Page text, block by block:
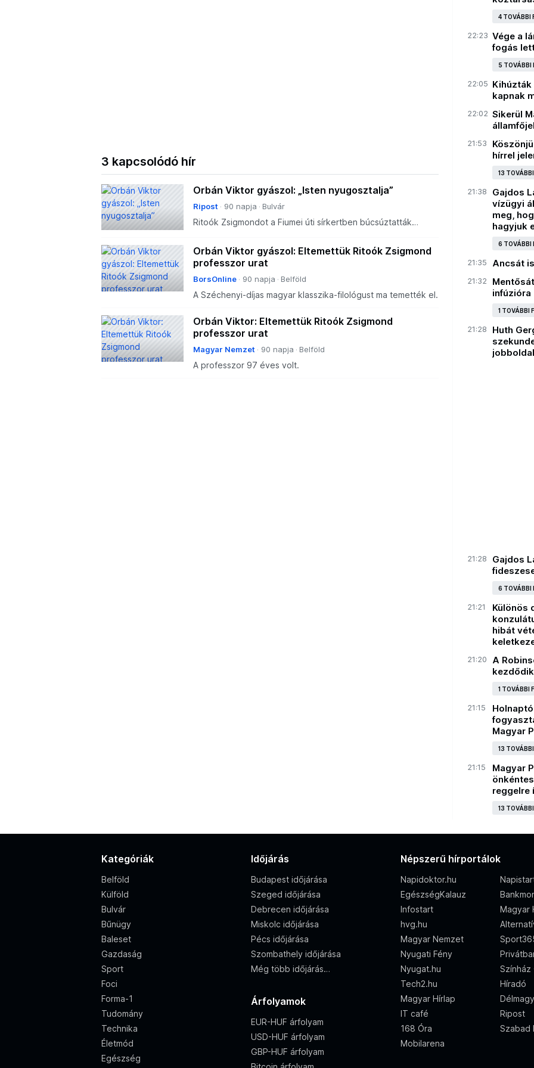
3 kapcsolódó hír
Orbán Viktor gyászol: „Isten nyugosztalja”
Ripost 90 napja Bulvár
Ritoók Zsigmondot a Fiumei úti sírkertben búcsúztatták
Orbán Viktor gyászol: Eltemettük Ritoók Zsigmond
professzor urat
BorsOnline 90 napja Belföld
A Széchenyi-díjas magyar klasszika-filológust ma temették el.
Orbán Viktor: Eltemettük Ritoók Zsigmond
professzor urat
Magyar Nemzet 90 napja Belföld
A professzor 97 éves volt.
4 TOVÁBBI
22:23 Vége a
fogás
5 TOVÁBBI
22:05
kapnak
22:02 Sikerül
21:53
hírrel
13
21:38
Gajdos
vízügyi
meg,
hagyjuk
6 TOVÁBBI
21:35 Ancsát
21:32
1 TOVÁBBI
21:28
Huth
21:28
Gajdos
6 TOVÁBBI
21:21
Különös
hibát
21:20
A
1 TOVÁBBI
21:15
Magyar
13
21:15
Magyar
reggelre
13
Kategóriák
Belföld
Külföld
Bulvár
Bűnügy
Baleset
Gazdaság
Sport
Foci
Forma-1
Tudomány
Technika
Életmód
Egészség
Időjárás
Budapest időjárása
Szeged időjárása
Debrecen időjárása
Miskolc időjárása
Pécs időjárása
Szombathely időjárása
Még több időjárás…
Árfolyamok
EUR-HUF árfolyam
USD-HUF árfolyam
GBP-HUF árfolyam
Népszerű hírportálok
Napidoktor.hu
EgészségKalauz
Infostart
Magyar
hvg.hu
Magyar Nemzet
Nyugati Fény
Nyugat.hu
Színház
Tech2.hu
Híradó
Magyar Hírlap
IT café
Ripost
168 Óra
Szabad
Mobilarena